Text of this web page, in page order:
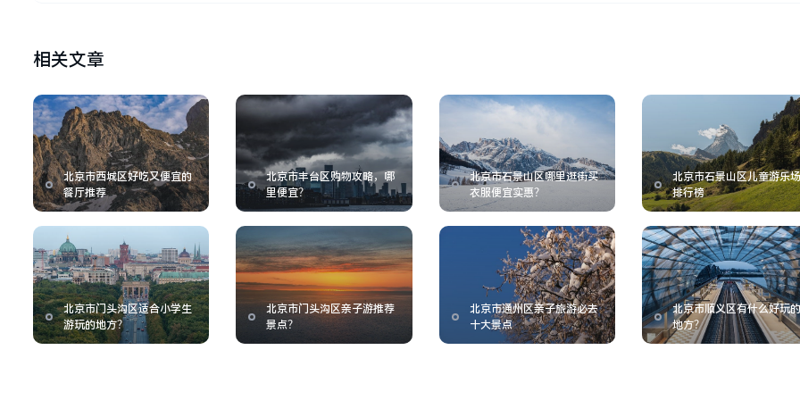
相关文章
北京市西城区好吃又便宜的
餐厅推荐
北京市丰台区购物攻略，哪
里便宜？
北京市石景山区哪里逛街买
衣服便宜实惠？
北京市石景山区儿童游乐场
排行榜
北京市门头沟区适合小学生
游玩的地方？
北京市门头沟区亲子游推荐
景点？
北京市通州区亲子旅游必去
十大景点
北京市顺义区有什么好玩的
地方？